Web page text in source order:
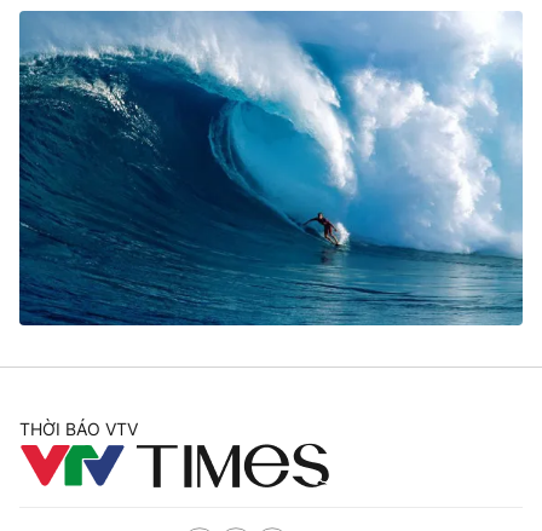
THỜI BÁO VTV
Theo dõi báo trên
Cơ quan chủ quản:Đài Truyền hình Việt Nam
Cơ quan báo chí:Thời báo VTV
Tổng Biên tập:
Phó Tổng Biên tập:Nguyễn Thị Mỹ Hạnh, Phạm Quốc Thắng,
Nguyễn Trọng Ninh
THỜI BÁO VTV